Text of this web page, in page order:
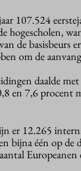
107.524
hogescholen,
de basisbeurs
om de
daalde
en 7,6 procent
er 12.265
bijna één op de
Europeanen